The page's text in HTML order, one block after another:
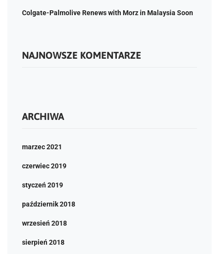
Colgate-Palmolive Renews with Morz in Malaysia Soon
NAJNOWSZE KOMENTARZE
ARCHIWA
marzec 2021
czerwiec 2019
styczeń 2019
październik 2018
wrzesień 2018
sierpień 2018